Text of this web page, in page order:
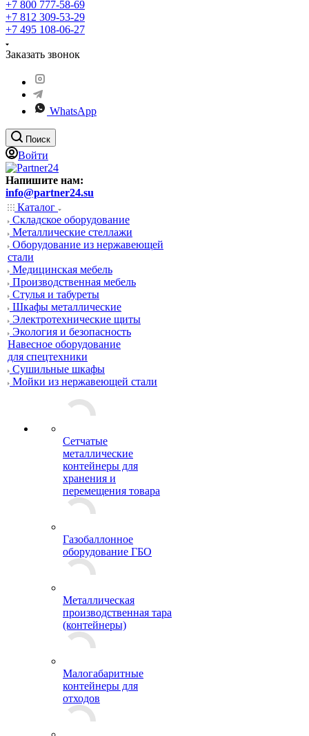
+7 800 777-58-69
+7 812 309-53-29
+7 495 108-06-27
Заказать звонок
WhatsApp
Поиск
Войти
Напишите нам:
info@partner24.su
Каталог
Складское оборудование
Металлические стеллажи
Оборудование из нержавеющей
стали
Медицинская мебель
Производственная мебель
Стулья и табуреты
Шкафы металлические
Электротехнические щиты
Экология и безопасность
Навесное оборудование
для спецтехники
Сушильные шкафы
Мойки из нержавеющей стали
Сетчатые
металлические
контейнеры для
хранения и
перемещения товара
Газобаллонное
оборудование ГБО
Металлическая
производственная тара
(контейнеры)
Малогабаритные
контейнеры для
отходов